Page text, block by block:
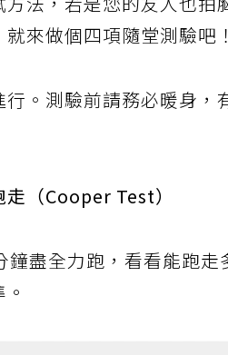
法，若是您的友人也拍
來做個四項隨堂測驗吧！
。測驗前請務必暖身
（Cooper Test）
盡全力跑，看看能跑走